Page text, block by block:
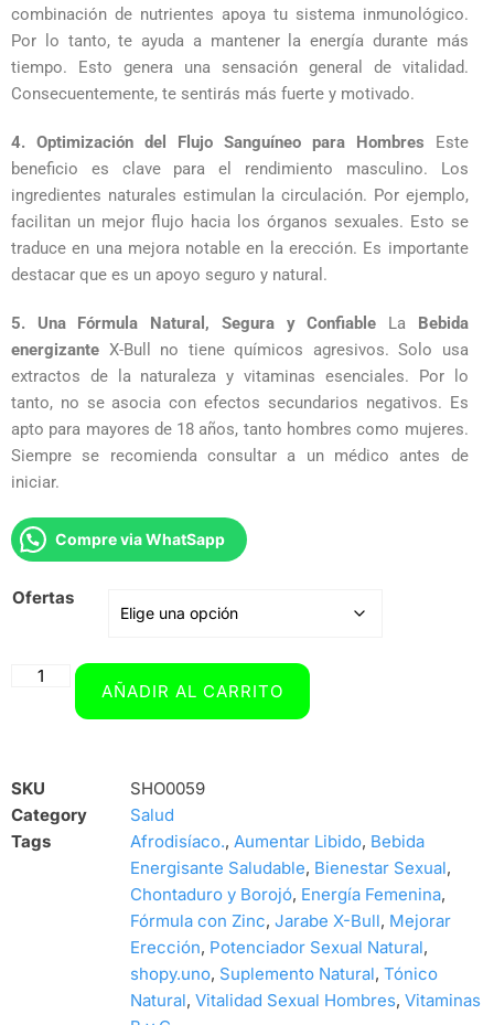
combinación de nutrientes apoya tu sistema inmunológico.
Por lo tanto, te ayuda a mantener la energía durante más
tiempo. Esto genera una sensación general de vitalidad.
Consecuentemente, te sentirás más fuerte y motivado.
4. Optimización del Flujo Sanguíneo para Hombres Este
beneficio es clave para el rendimiento masculino. Los
ingredientes naturales estimulan la circulación. Por ejemplo,
facilitan un mejor flujo hacia los órganos sexuales. Esto se
traduce en una mejora notable en la erección. Es importante
destacar que es un apoyo seguro y natural.
5. Una Fórmula Natural, Segura y Confiable La Bebida
energizante X-Bull no tiene químicos agresivos. Solo usa
extractos de la naturaleza y vitaminas esenciales. Por lo
tanto, no se asocia con efectos secundarios negativos. Es
apto para mayores de 18 años, tanto hombres como mujeres.
Siempre se recomienda consultar a un médico antes de
iniciar.
Compre via WhatSapp
Ofertas
AÑADIR AL CARRITO
SKU
SHO0059
Category
Salud
Tags
Afrodisíaco., Aumentar Libido, Bebida
Energisante Saludable, Bienestar Sexual,
Chontaduro y Borojó, Energía Femenina,
Fórmula con Zinc, Jarabe X-Bull, Mejorar
Erección, Potenciador Sexual Natural,
shopy.uno, Suplemento Natural, Tónico
Natural, Vitalidad Sexual Hombres, Vitaminas